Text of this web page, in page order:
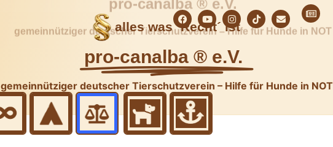
alles was ´Recht´ ist
pro-canalba ® e.V.
gemeinnütziger deutscher Tierschutzverein – Hilfe für Hunde in NOT